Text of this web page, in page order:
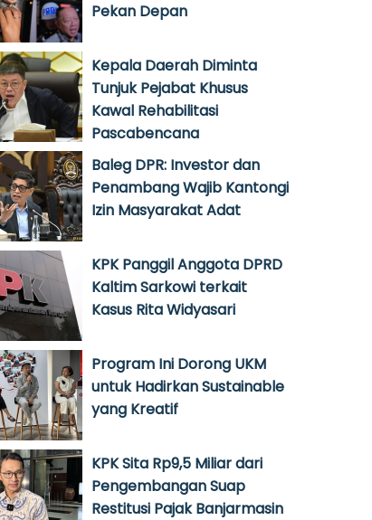
Pekan Depan
Kepala Daerah Diminta
Tunjuk Pejabat Khusus
Kawal Rehabilitasi
Pascabencana
Baleg DPR: Investor dan
Penambang Wajib Kantongi
Izin Masyarakat Adat
KPK Panggil Anggota DPRD
Kaltim Sarkowi terkait
Kasus Rita Widyasari
Program Ini Dorong UKM
untuk Hadirkan Sustainable
yang Kreatif
KPK Sita Rp9,5 Miliar dari
Pengembangan Suap
Restitusi Pajak Banjarmasin